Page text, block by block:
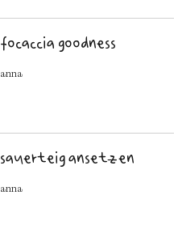
focaccia goodness
anna
sauerteig ansetzen
anna